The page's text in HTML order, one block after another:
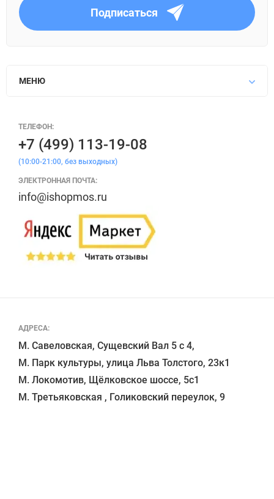
Подписаться
МЕНЮ
АДРЕСА:
М. Савеловская, Сущевский Вал 5 с 4,
М. Парк культуры, улица Льва Толстого, 23к1
М. Локомотив, Щёлковское шоссе, 5с1
ТЕЛЕФОН:
+7 (499) 113-19-08
(10:00-21:00, без выходных)
ЭЛЕКТРОННАЯ ПОЧТА:
info@ishopmos.ru